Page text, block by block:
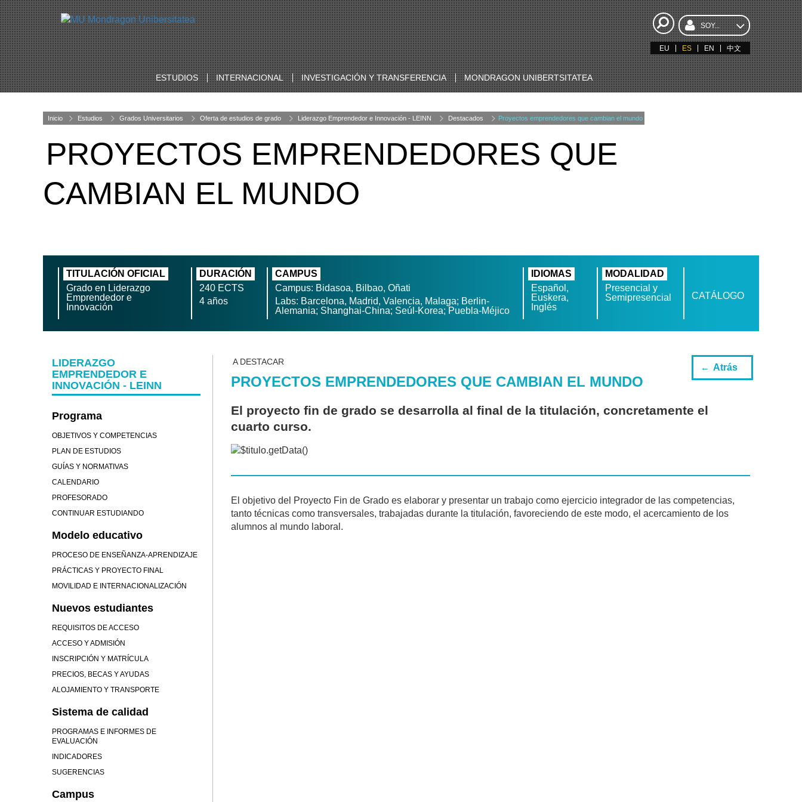
SOY...
EU ES EN 中文
ESTUDIOS INTERNACIONAL INVESTIGACIÓN Y TRANSFERENCIA MONDRAGON UNIBERTSITATEA
Inicio Estudios Grados Universitarios Oferta de estudios de grado Liderazgo Emprendedor e Innovación - LEINN Destacados Proyectos emprendedores que cambian el mundo
PROYECTOS EMPRENDEDORES QUE
CAMBIAN EL MUNDO
TITULACIÓN OFICIAL
Grado en Liderazgo
Emprendedor e
Innovación
DURACIÓN
240 ECTS
4 años
CAMPUS
Campus: Bidasoa, Bilbao, Oñati
Labs: Barcelona, Madrid, Valencia, Malaga; Berlin-
Alemania; Shanghai-China; Seúl-Korea; Puebla-Méjico
IDIOMAS
Español,
Euskera,
Inglés
MODALIDAD
Presencial y
Semipresencial
CATÁLOGO
Atrás
A DESTACAR
PROYECTOS EMPRENDEDORES QUE CAMBIAN EL MUNDO
El proyecto fin de grado se desarrolla al final de la titulación, concretamente el
cuarto curso.
El objetivo del Proyecto Fin de Grado es elaborar y presentar un trabajo como ejercicio integrador de las competencias,
tanto técnicas como transversales, trabajadas durante la titulación, favoreciendo de este modo, el acercamiento de los
alumnos al mundo laboral.
LIDERAZGO
EMPRENDEDOR E
INNOVACIÓN - LEINN
Programa
OBJETIVOS Y COMPETENCIAS
PLAN DE ESTUDIOS
GUÍAS Y NORMATIVAS
CALENDARIO
PROFESORADO
CONTINUAR ESTUDIANDO
Modelo educativo
PROCESO DE ENSEÑANZA-APRENDIZAJE
PRÁCTICAS Y PROYECTO FINAL
MOVILIDAD E INTERNACIONALIZACIÓN
Nuevos estudiantes
REQUISITOS DE ACCESO
ACCESO Y ADMISIÓN
INSCRIPCIÓN Y MATRÍCULA
PRECIOS, BECAS Y AYUDAS
ALOJAMIENTO Y TRANSPORTE
Sistema de calidad
PROGRAMAS E INFORMES DE
EVALUACIÓN
INDICADORES
SUGERENCIAS
Campus